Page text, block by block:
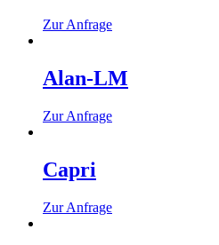
Zur Anfrage
Alan-LM
Zur Anfrage
Capri
Zur Anfrage